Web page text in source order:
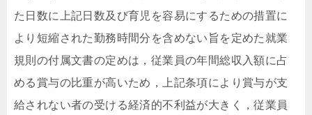
た日数に上記日数及び育児を容易にするための措置に
より短縮された勤務時間分を含めない旨を定めた就業
規則の付属文書の定めは，従業員の年間総収入額に占
める賞与の比重が高いため，上記条項により賞与が支
給されない者の受ける経済的不利益が大きく，従業員